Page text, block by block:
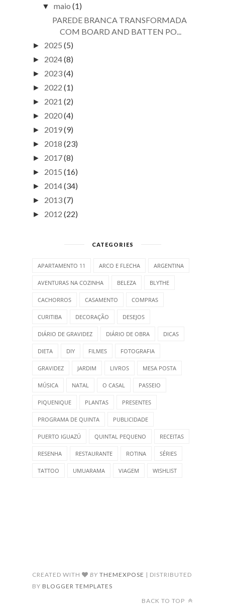
▼ maio (1)
PAREDE BRANCA TRANSFORMADA
COM BOARD AND BATTEN PO...
► 2025 (5)
► 2024(8)
► 2023(4)
► 2022 (1)
► 2021 (2)
► 2020(4)
► 2019(9)
► 2018 (23)
► 2017(8)
► 2015 (16)
► 2014(34)
► 2013(7)
► 2012 (22)
CATEGORIES
APARTAMENTO 11 ARCO E FLECHA ARGENTINA
AVENTURAS NA COZINHA BELEZA BLYTHE
CACHORROS CASAMENTO COMPRAS
CURITIBA DECORAÇÃO DESEJOS
DIÁRIO DE GRAVIDEZ DIÁRIO DE OBRA DICAS
DIETA DIY FILMES FOTOGRAFIA
GRAVIDEZ JARDIM LIVROS MESA POSTA
MÚSICA NATAL O CASAL PASSEIO
PIQUENIQUE PLANTAS PRESENTES
PROGRAMA DE QUINTA PUBLICIDADE
PUERTO IGUAZÚ QUINTAL PEQUENO RECEITAS
RESENHA RESTAURANTE ROTINA SÉRIES
TATTOO UMUARAMA VIAGEM WISHLIST
CREATED WITH BY THEMEXPOSE | DISTRIBUTED
BY BLOGGER TEMPLATES
BACK TO TOP